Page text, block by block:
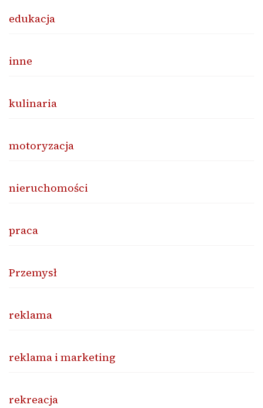
edukacja
inne
kulinaria
motoryzacja
nieruchomości
praca
Przemysł
reklama
reklama i marketing
rekreacja